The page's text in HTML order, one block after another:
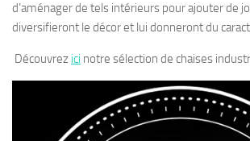
d’aménager de tels intérieurs pour ajouter de
diversifieront le décor et lui donneront du
Découvrez ici notre sélection de chaises